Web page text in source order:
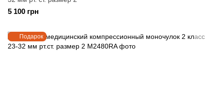
5 100 грн
Подарок